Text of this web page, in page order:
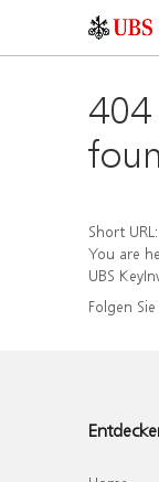
404
Short URL:
You are
UBS
Folgen